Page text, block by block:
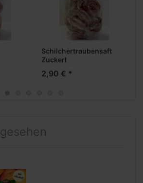
Schilchertraubensaft
Zuckerl
2,90 € *